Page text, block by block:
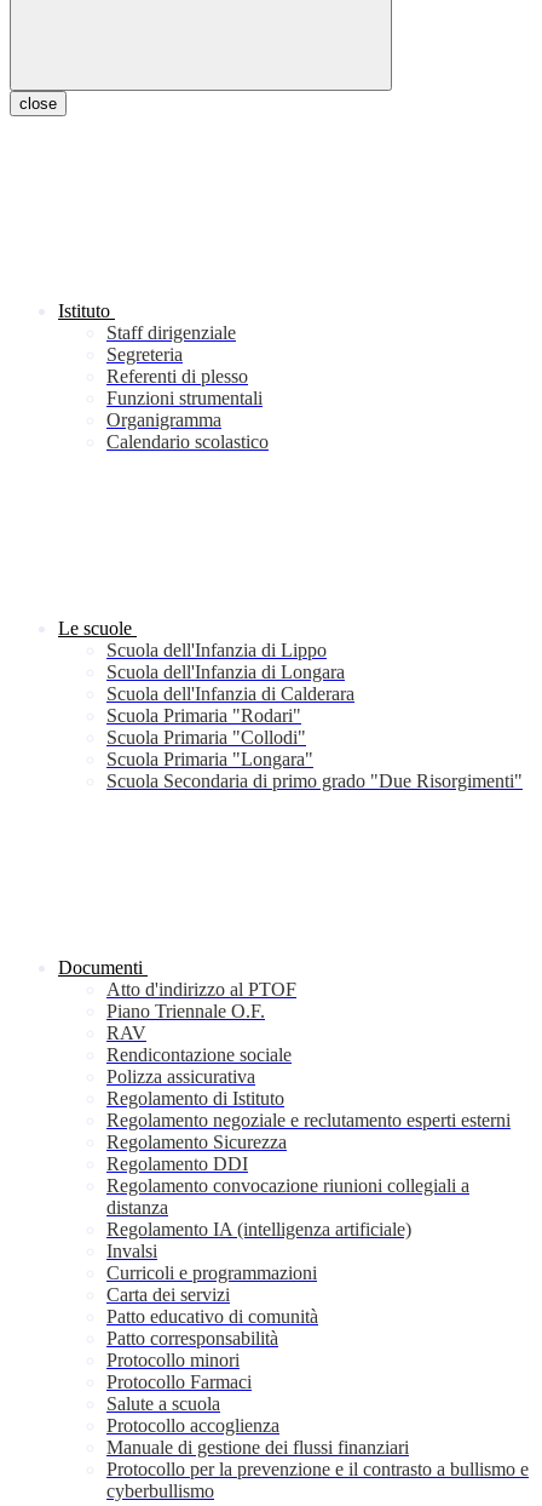
close
Istituto
Staff dirigenziale
Segreteria
Referenti di plesso
Funzioni strumentali
Organigramma
Calendario scolastico
Le scuole
Scuola dell'Infanzia di Lippo
Scuola dell'Infanzia di Longara
Scuola dell'Infanzia di Calderara
Scuola Primaria "Rodari"
Scuola Primaria "Collodi"
Scuola Primaria "Longara"
Scuola Secondaria di primo grado "Due Risorgimenti"
Documenti
Atto d'indirizzo al PTOF
Piano Triennale O.F.
RAV
Rendicontazione sociale
Polizza assicurativa
Regolamento di Istituto
Regolamento negoziale e reclutamento esperti esterni
Regolamento Sicurezza
Regolamento DDI
Regolamento convocazione riunioni collegiali a
distanza
Regolamento IA (intelligenza artificiale)
Invalsi
Curricoli e programmazioni
Carta dei servizi
Patto educativo di comunità
Patto corresponsabilità
Protocollo minori
Protocollo Farmaci
Salute a scuola
Protocollo accoglienza
Manuale di gestione dei flussi finanziari
Protocollo per la prevenzione e il contrasto a bullismo e
cyberbullismo